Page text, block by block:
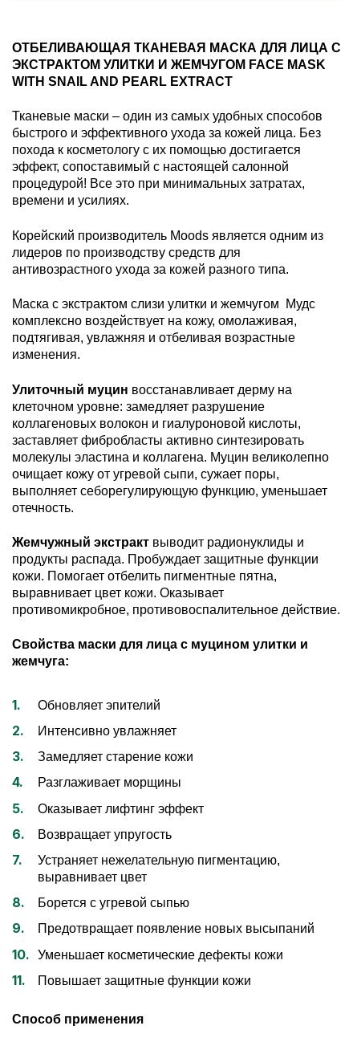
ОТБЕЛИВАЮЩАЯ ТКАНЕВАЯ МАСКА ДЛЯ ЛИЦА С
ЭКСТРАКТОМ УЛИТКИ И ЖЕМЧУГОМ FACE MASK
WITH SNAIL AND PEARL EXTRACT
Тканевые маски – один из самых удобных способов
быстрого и эффективного ухода за кожей лица. Без
похода к косметологу с их помощью достигается
эффект, сопоставимый с настоящей салонной
процедурой! Все это при минимальных затратах,
времени и усилиях.
Корейский производитель Moods является одним из
лидеров по производству средств для
антивозрастного ухода за кожей разного типа.
Маска с экстрактом слизи улитки и жемчугом Мудс
комплексно воздействует на кожу, омолаживая,
подтягивая, увлажняя и отбеливая возрастные
изменения.
Улиточный муцин восстанавливает дерму на
клеточном уровне: замедляет разрушение
коллагеновых волокон и гиалуроновой кислоты,
заставляет фибробласты активно синтезировать
молекулы эластина и коллагена. Муцин великолепно
очищает кожу от угревой сыпи, сужает поры,
выполняет себорегулирующую функцию, уменьшает
отечность.
Жемчужный экстракт выводит радионуклиды и
продукты распада. Пробуждает защитные функции
кожи. Помогает отбелить пигментные пятна,
выравнивает цвет кожи. Оказывает
противомикробное, противовоспалительное действие.
Свойства маски для лица с муцином улитки и
жемчуга:
Обновляет эпителий
Интенсивно увлажняет
Замедляет старение кожи
Разглаживает морщины
Оказывает лифтинг эффект
Возвращает упругость
Устраняет нежелательную пигментацию,
выравнивает цвет
Борется с угревой сыпью
Предотвращает появление новых высыпаний
Уменьшает косметические дефекты кожи
Повышает защитные функции кожи
Способ применения